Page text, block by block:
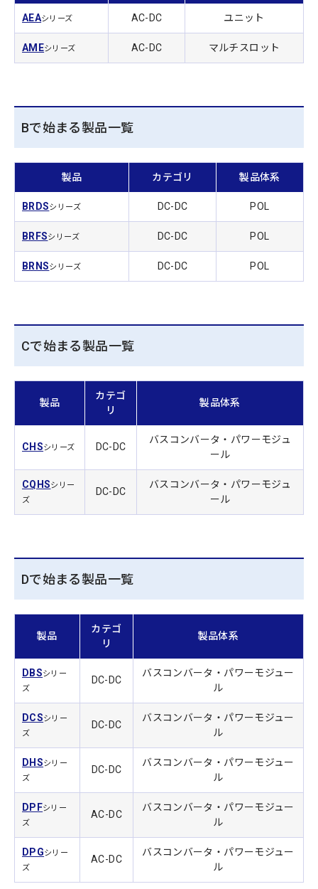
AEAシリーズ AC-DC ユニット
AMEシリーズ AC-DC マルチスロット
Bで始まる製品一覧
製品 カテゴリ 製品体系
BRDSシリーズ DC-DC POL
BRFSシリーズ DC-DC POL
BRNSシリーズ DC-DC POL
Cで始まる製品一覧
製品
カテゴ
リ
製品体系
CHSシリーズ DC-DC
バスコンバータ・パワーモジュ
ール
CQHSシリー
ズ
DC-DC
バスコンバータ・パワーモジュ
ール
Dで始まる製品一覧
製品
カテゴ
リ
製品体系
DBSシリー
ズ
DC-DC
バスコンバータ・パワーモジュー
ル
DCSシリー
ズ
DC-DC
バスコンバータ・パワーモジュー
ル
DHSシリー
ズ
DC-DC
バスコンバータ・パワーモジュー
ル
DPFシリー
ズ
AC-DC
バスコンバータ・パワーモジュー
ル
DPGシリー
ズ
AC-DC
バスコンバータ・パワーモジュー
ル